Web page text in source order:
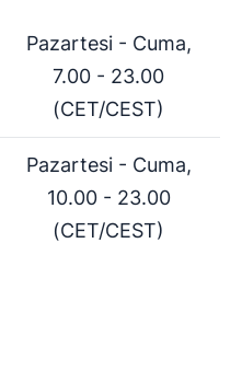
Pazartesi - Cuma,
7.00 - 23.00
(CET/CEST)
Pazartesi - Cuma,
10.00 - 23.00
(CET/CEST)